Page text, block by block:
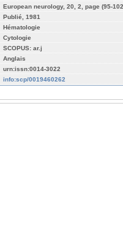
European neurology, 20, 2, page (95-
Publié, 1981
Hématologie
Cytologie
SCOPUS: ar.j
Anglais
urn:issn:0014-3022
info:scp/0019460262